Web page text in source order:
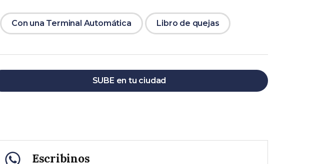
Con una Terminal Automática Libro de quejas
SUBE en tu ciudad
Escribinos